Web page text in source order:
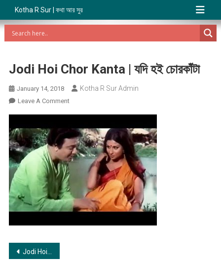
Kotha R Sur | কথা আর সুর
Jodi Hoi Chor Kanta | যদি হই চোরকাঁটা
January 14, 2018 Kotha R Sur Admin
Leave A CommentOn
Chor
Kanta
|
হই
চোরকাঁটা
Post
Jodi Hoi Chor Kanta | যদি হই চোরকাঁটা